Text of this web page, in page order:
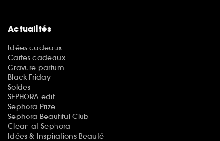
Actualités
Idées cadeaux
Cartes cadeaux
Gravure parfum
Black Friday
Soldes
SEPHORA edit
Sephora Prize
Sephora Beautiful Club
Clean at Sephora
Idées & Inspirations Beauté